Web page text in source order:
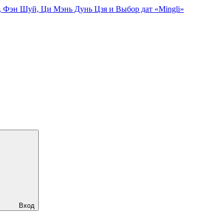
Фэн Шуй, Ци Мэнь Дунь Цзя и Выбор дат «Mingli»
Вход